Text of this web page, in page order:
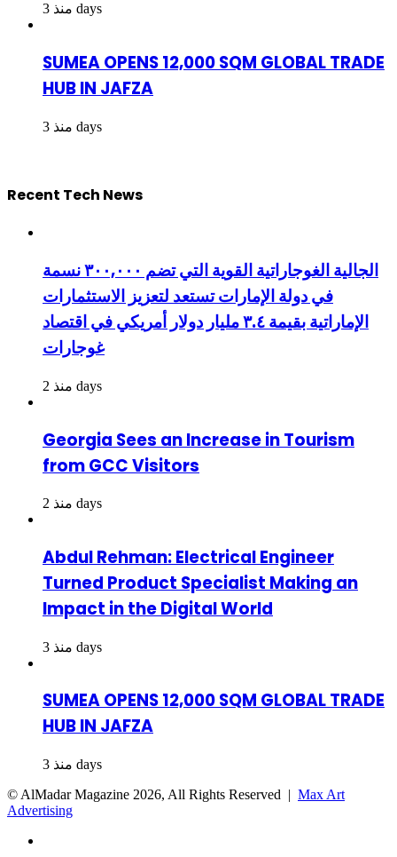
منذ 3 days
SUMEA OPENS 12,000 SQM GLOBAL TRADE
HUB IN JAFZA
منذ 3 days
Recent Tech News
الجالية الغوجاراتية القوية التي تضم ٣٠٠,٠٠٠ نسمة
في دولة الإمارات تستعد لتعزيز الاستثمارات
الإماراتية بقيمة ٣.٤ مليار دولار أمريكي في اقتصاد
غوجارات
منذ 2 days
Georgia Sees an Increase in Tourism
from GCC Visitors
منذ 2 days
Abdul Rehman: Electrical Engineer
Turned Product Specialist Making an
Impact in the Digital World
منذ 3 days
SUMEA OPENS 12,000 SQM GLOBAL TRADE
HUB IN JAFZA
منذ 3 days
© AlMadar Magazine 2026, All Rights Reserved | Max Art
Advertising